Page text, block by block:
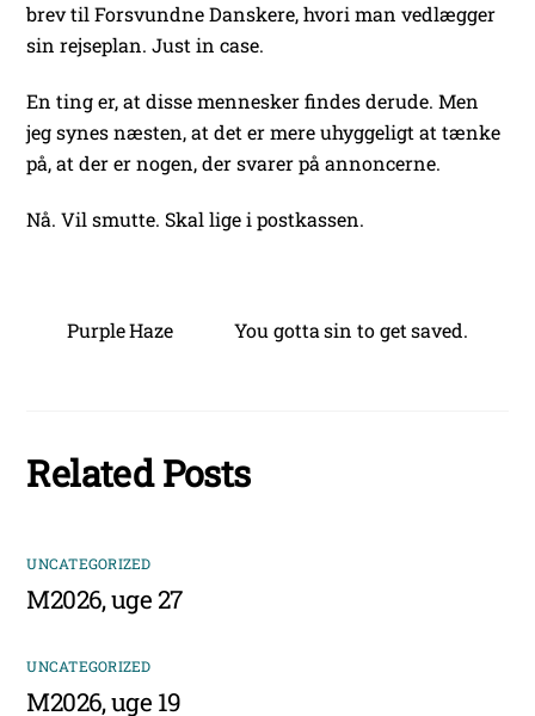
brev til Forsvundne Danskere, hvori man vedlægger
sin rejseplan. Just in case.
En ting er, at disse mennesker findes derude. Men
jeg synes næsten, at det er mere uhyggeligt at tænke
på, at der er nogen, der svarer på annoncerne.
Nå. Vil smutte. Skal lige i postkassen.
Purple Haze You gotta sin to get saved.
Related Posts
UNCATEGORIZED
M2026, uge 27
UNCATEGORIZED
M2026, uge 19